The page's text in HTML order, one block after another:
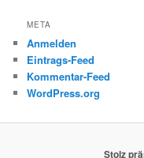
META
Anmelden
Eintrags-Feed
Kommentar-Feed
WordPress.org
Stolz